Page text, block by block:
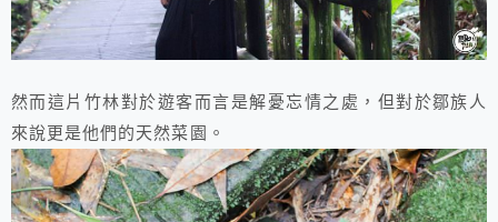
然而這片竹林對於遊客而言是解憂忘情之處，但對於鄒族人
來說更是他們的天然菜園。